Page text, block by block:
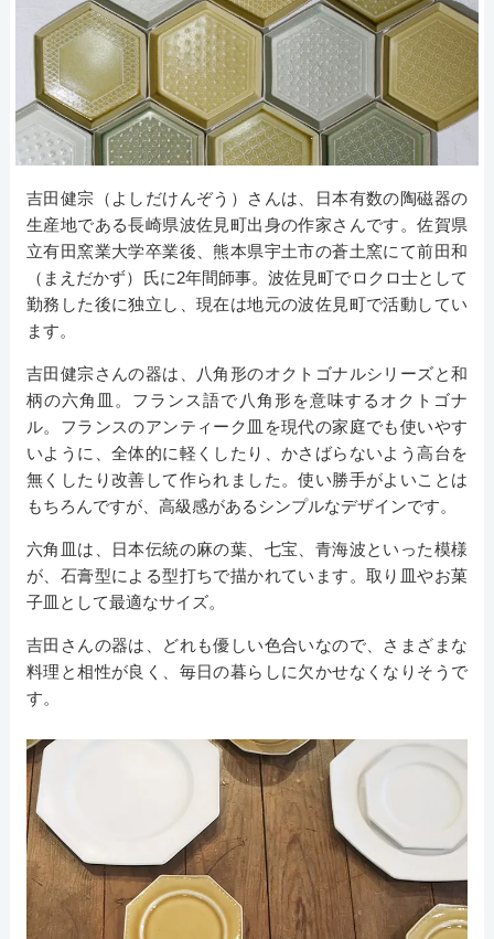
吉田健宗（よしだけんぞう）さんは、日本有数の陶磁器の
生産地である長崎県波佐見町出身の作家さんです。佐賀県
立有田窯業大学卒業後、熊本県宇土市の蒼土窯にて前田和
（まえだかず）氏に2年間師事。波佐見町でロクロ士として
勤務した後に独立し、現在は地元の波佐見町で活動してい
ます。
吉田健宗さんの器は、八角形のオクトゴナルシリーズと和
柄の六角皿。フランス語で八角形を意味するオクトゴナ
ル。フランスのアンティーク皿を現代の家庭でも使いやす
いように、全体的に軽くしたり、かさばらないよう高台を
無くしたり改善して作られました。使い勝手がよいことは
もちろんですが、高級感があるシンプルなデザインです。
六角皿は、日本伝統の麻の葉、七宝、青海波といった模様
が、石膏型による型打ちで描かれています。取り皿やお菓
子皿として最適なサイズ。
吉田さんの器は、どれも優しい色合いなので、さまざまな
料理と相性が良く、毎日の暮らしに欠かせなくなりそうで
す。